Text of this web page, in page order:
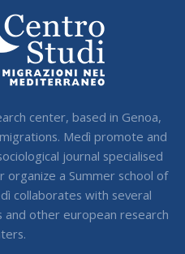
center, based in Genoa,
Medì promote and
journal specialised
organize a Summer school of
collaborates with several
and other european research